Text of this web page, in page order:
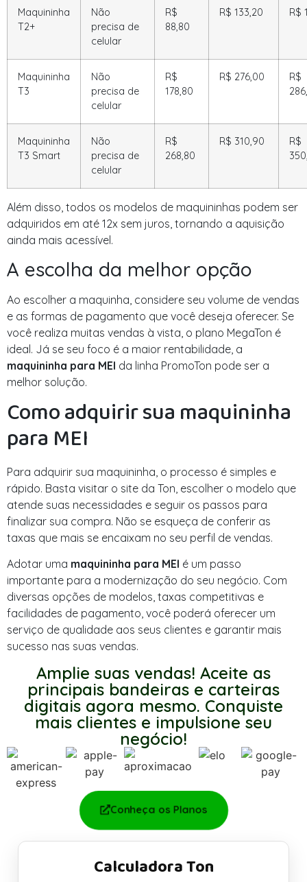
Maquininha
T2+
Não
precisa de
celular
R$
88,80
R$ 133,20 R$
Maquininha
T3
Não
precisa de
celular
R$
178,80
R$ 276,00
R$
Maquininha
T3 Smart
Não
precisa de
celular
R$
268,80
R$ 310,90
R$
Além disso, todos os modelos de maquininhas podem ser
adquiridos em até 12x sem juros, tornando a aquisição
ainda mais acessível.
A escolha da melhor opção
Ao escolher a maquinha, considere seu volume de vendas
e as formas de pagamento que você deseja oferecer. Se
você realiza muitas vendas à vista, o plano MegaTon é
ideal. Já se seu foco é a maior rentabilidade, a
maquininha para MEI da linha PromoTon pode ser a
melhor solução.
Como adquirir sua maquininha
para MEI
Para adquirir sua maquininha, o processo é simples e
rápido. Basta visitar o site da Ton, escolher o modelo que
atende suas necessidades e seguir os passos para
finalizar sua compra. Não se esqueça de conferir as
taxas que mais se encaixam no seu perfil de vendas.
Adotar uma maquininha para MEI é um passo
importante para a modernização do seu negócio. Com
diversas opções de modelos, taxas competitivas e
facilidades de pagamento, você poderá oferecer um
serviço de qualidade aos seus clientes e garantir mais
sucesso nas suas vendas.
Amplie suas vendas! Aceite as
principais bandeiras e carteiras
digitais agora mesmo. Conquiste
mais clientes e impulsione seu
negócio!
Conheça os Planos
Calculadora Ton